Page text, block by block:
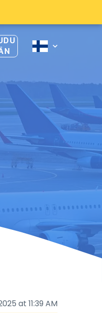
at 11:39 AM